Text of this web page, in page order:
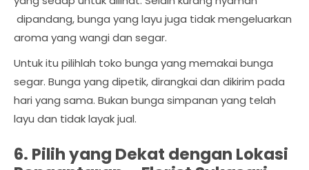
dipandang, bunga yang layu juga tidak mengeluarkan
aroma yang wangi dan segar.
Untuk itu pilihlah toko bunga yang memakai bunga
segar. Bunga yang dipetik, dirangkai dan dikirim pada
hari yang sama. Bukan bunga simpanan yang telah
layu dan tidak layak jual.
6. Pilih yang Dekat dengan Lokasi